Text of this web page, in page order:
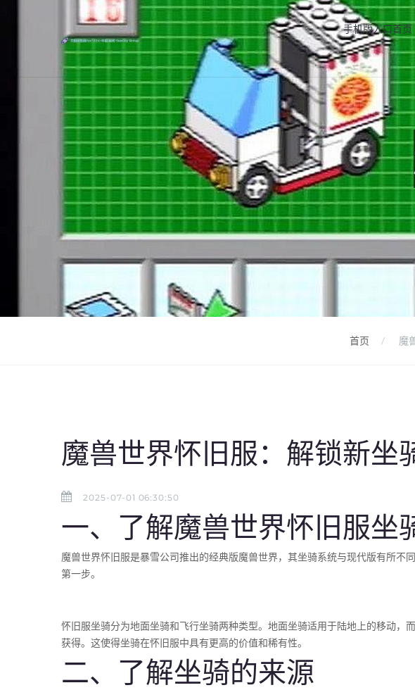
手机版入口首页
首页 魔
魔兽世界怀旧服：解锁新坐
2025-07-01 06:30:50
一、了解魔兽世界怀旧服坐
魔兽世界怀旧服是暴雪公司推出的经典版魔兽世界，其坐骑系统与现代版有所
第一步。
怀旧服坐骑分为地面坐骑和飞行坐骑两种类型。地面坐骑适用于陆地上的移动
获得。这使得坐骑在怀旧服中具有更高的价值和稀有性。
二、了解坐骑的来源